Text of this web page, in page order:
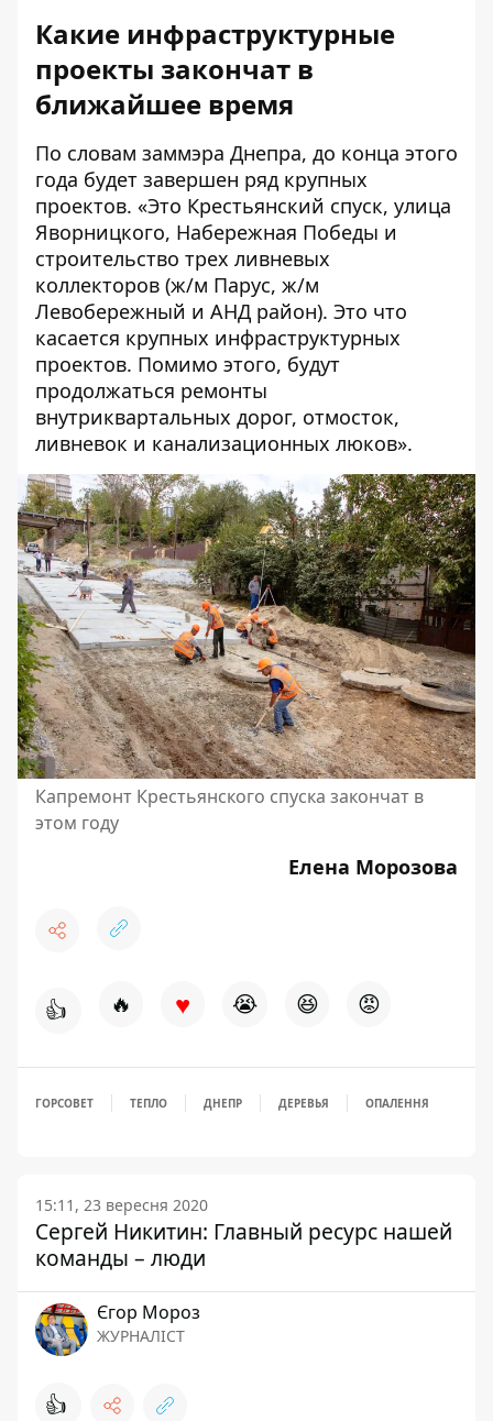
Какие инфраструктурные
проекты закончат в
ближайшее время
По словам заммэра Днепра, до конца этого
года будет завершен ряд крупных
проектов. «Это Крестьянский спуск, улица
Яворницкого, Набережная Победы и
строительство трех ливневых
коллекторов (ж/м Парус, ж/м
Левобережный и АНД район). Это что
касается крупных инфраструктурных
проектов. Помимо этого, будут
продолжаться ремонты
внутриквартальных дорог, отмосток,
ливневок и канализационных люков».
Капремонт Крестьянского спуска закончат в
этом году
Елена Морозова
👍 🔥 ♥ 😭 😆 😡
ГОРСОВЕТ ТЕПЛО ДНЕПР ДЕРЕВЬЯ ОПАЛЕННЯ
15:11, 23 вересня 2020
Сергей Никитин: Главный ресурс нашей
команды – люди
Єгор Мороз
ЖУРНАЛІСТ
👍